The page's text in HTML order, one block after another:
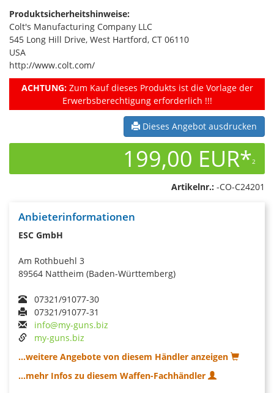
Produktsicherheitshinweise:
Colt's Manufacturing Company LLC
545 Long Hill Drive, West Hartford, CT 06110
USA
http://www.colt.com/
ACHTUNG:Zum Kauf dieses Produkts ist die Vorlage der
Erwerbsberechtigung erforderlich !!!
Dieses Angebot ausdrucken
199,00 EUR*2
Artikelnr.: -CO-C24201
Anbieterinformationen
ESC GmbH
Am Rothbuehl 3
89564 Nattheim (Baden-Württemberg)
07321/91077-30
07321/91077-31
info@my-guns.biz
my-guns.biz
...weitere Angebote von diesem Händler anzeigen
...mehr Infos zu diesem Waffen-Fachhändler